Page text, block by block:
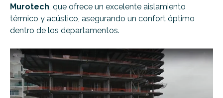
Murotech , que ofrece un excelente aislamiento
térmico y acústico, asegurando un confort óptimo
dentro de los departamentos.